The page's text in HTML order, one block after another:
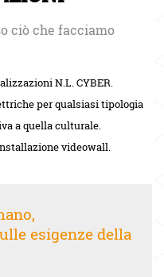
ciò che facciamo
N.L. CYBER.
per qualsiasi tipologia
a quella culturale.
videowall.
esigenze della